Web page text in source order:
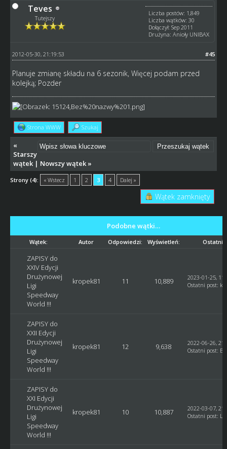
Teves
Tutejszy
Liczba postów: 1,849
Liczba wątków: 30
Dołączył: Sep 2011
Drużyna: Anioły UNIBAX
#45
2012-05-30, 21:19:53
Planuje zmianę składu na 6 sezonik, Więcej podam przed
kolejką; Pozder
Strona WWW Szukaj
«
Starszy
wątek| Nowszy wątek»
Strony (4): « Wstecz 1 2 3 4 Dalej »
Wątek zamknięty
Podobne wątki…
Wątek: Autor Odpowiedzi: Wyświetleń: Ostatni
ZAPISY do
XXIV Edycji
Drużynowej
Ligi
Speedway
World !!!
kropek81 11 10,889
2023-01-25,
Ostatni post:
ZAPISY do
XXII Edycji
Drużynowej
Ligi
Speedway
World !!!
kropek81 12 9,638
2022-06-26,
Ostatni post:
ZAPISY do
XXI Edycji
Drużynowej
Ligi
Speedway
World !!!
kropek81 10 10,887
2022-03-07,
Ostatni post: